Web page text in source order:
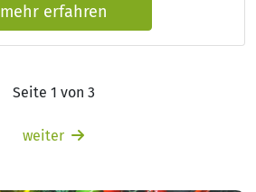
mehr erfahren
Seite 1 von 3
weiter